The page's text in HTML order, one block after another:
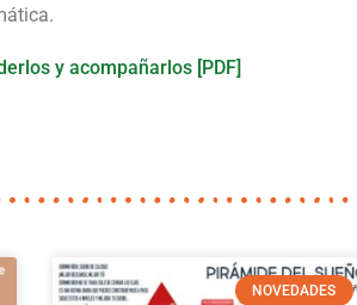
y acompañarlos [PDF]
NOVEDADES